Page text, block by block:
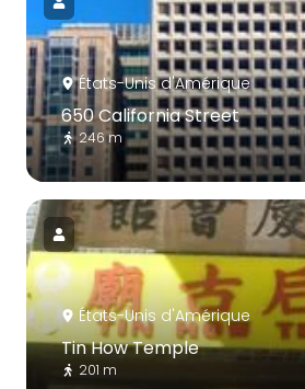
États-Unis d'Amérique
650 California Street
246 m
États-Unis d'Amérique
Tin How Temple
201 m